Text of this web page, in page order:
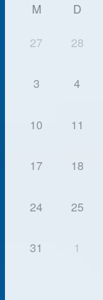
M D
27 28
3 4
10 11
17 18
24 25
31 1